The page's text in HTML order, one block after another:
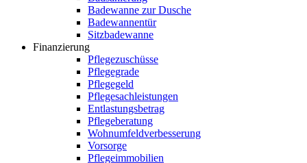
Badewanne zur Dusche
Badewannentür
Sitzbadewanne
Finanzierung
Pflegezuschüsse
Pflegegrade
Pflegegeld
Pflegesachleistungen
Entlastungsbetrag
Pflegeberatung
Wohnumfeldverbesserung
Vorsorge
Pflegeimmobilien